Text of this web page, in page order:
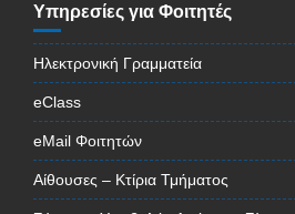
Υπηρεσίες για Φοιτητές
Ηλεκτρονική Γραμματεία
eClass
eMail Φοιτητών
Αίθουσες – Κτίρια Τμήματος